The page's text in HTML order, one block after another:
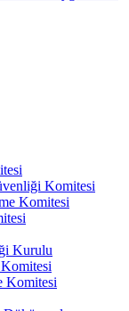
Komitesi
Komitesi
Kurulu
Komitesi